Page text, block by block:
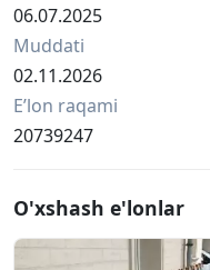
06.07.2025
Muddati
02.11.2026
Eʼlon raqami
20739247
O'xshash e'lonlar